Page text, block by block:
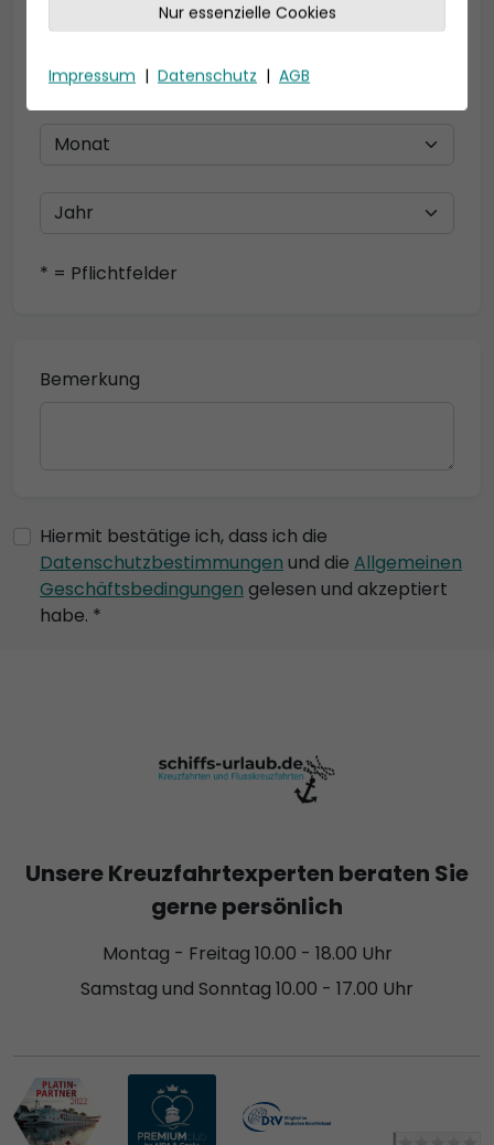
Geburtsdatum
* = Pflichtfelder
Bemerkung
Hiermit bestätige ich, dass ich die
Datenschutzbestimmungen und die Allgemeinen
Geschäftsbedingungen gelesen und akzeptiert
habe. *
Nur essenzielle Cookies
Impressum | Datenschutz | AGB
Unsere Kreuzfahrtexperten beraten Sie
gerne persönlich
Montag - Freitag 10.00 - 18.00 Uhr
Samstag und Sonntag 10.00 - 17.00 Uhr